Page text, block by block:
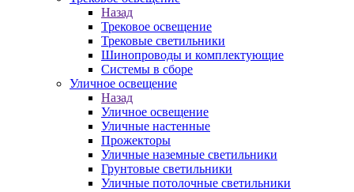
Назад
Трековое освещение
Трековые светильники
Шинопроводы и комплектующие
Системы в сборе
Уличное освещение
Назад
Уличное освещение
Уличные настенные
Прожекторы
Уличные наземные светильники
Грунтовые светильники
Уличные потолочные светильники